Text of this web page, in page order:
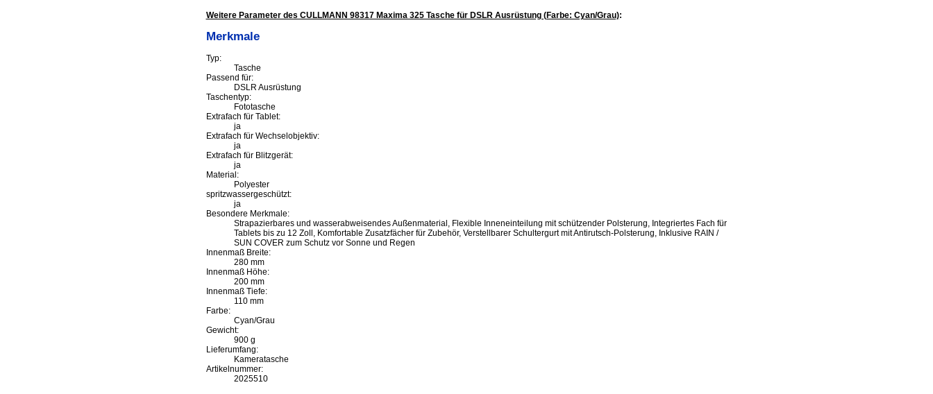
Weitere Parameter des CULLMANN 98317 Maxima 325 Tasche für DSLR Ausrüstung (Farbe: Cyan/Grau):
Merkmale
Typ:
Tasche
Passend für:
DSLR Ausrüstung
Taschentyp:
Fototasche
Extrafach für Tablet:
ja
Extrafach für Wechselobjektiv:
ja
Extrafach für Blitzgerät:
ja
Material:
Polyester
spritzwassergeschützt:
ja
Besondere Merkmale:
Strapazierbares und wasserabweisendes Außenmaterial, Flexible Inneneinteilung mit schützender Polsterung, Integriertes Fach für
Tablets bis zu 12 Zoll, Komfortable Zusatzfächer für Zubehör, Verstellbarer Schultergurt mit Antirutsch-Polsterung, Inklusive RAIN /
SUN COVER zum Schutz vor Sonne und Regen
Innenmaß Breite:
280 mm
Innenmaß Höhe:
200 mm
Innenmaß Tiefe:
110 mm
Farbe:
Cyan/Grau
Gewicht:
900 g
Lieferumfang:
Kameratasche
Artikelnummer:
2025510